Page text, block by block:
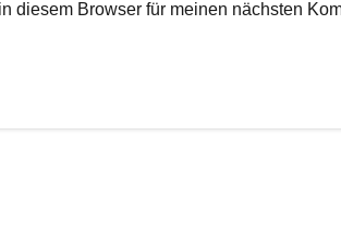
diesem Browser für meinen nächsten